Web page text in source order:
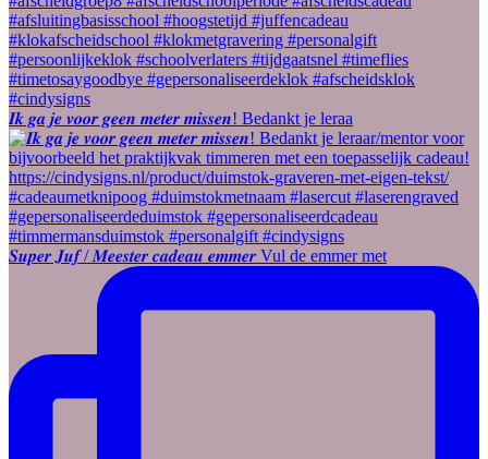
𝑰𝒌 𝒈𝒂 𝒋𝒆 𝒗𝒐𝒐𝒓 𝒈𝒆𝒆𝒏 𝒎𝒆𝒕𝒆𝒓 𝒎𝒊𝒔𝒔𝒆𝒏! Bedankt je leraa
𝑺𝒖𝒑𝒆𝒓 𝑱𝒖𝒇 / 𝑴𝒆𝒆𝒔𝒕𝒆𝒓 𝒄𝒂𝒅𝒆𝒂𝒖 𝒆𝒎𝒎𝒆𝒓 Vul de emmer met